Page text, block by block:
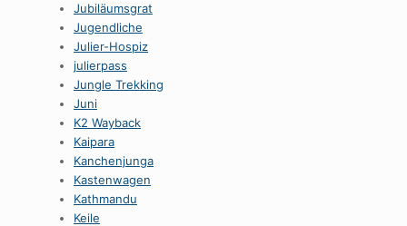
Jubiläumsgrat
Jugendliche
Julier-Hospiz
julierpass
Jungle Trekking
Juni
K2 Wayback
Kaipara
Kanchenjunga
Kastenwagen
Kathmandu
Keile